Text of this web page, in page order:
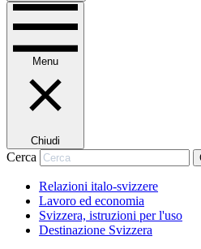
Menu
Chiudi
Cerca
Relazioni italo-svizzere
Lavoro ed economia
Svizzera, istruzioni per l'uso
Destinazione Svizzera